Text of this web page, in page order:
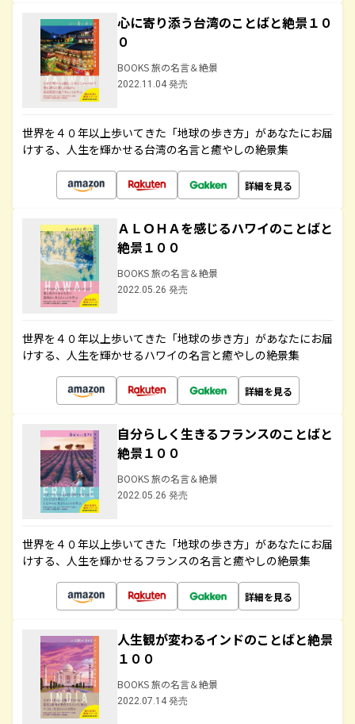
心に寄り添う台湾のことばと絶景１０
０
BOOKS 旅の名言＆絶景
2022.11.04 発売
世界を４０年以上歩いてきた「地球の歩き方」があなたにお届
けする、人生を輝かせる台湾の名言と癒やしの絶景集
詳細を見る
ＡＬＯＨＡを感じるハワイのことばと
絶景１００
BOOKS 旅の名言＆絶景
2022.05.26 発売
世界を４０年以上歩いてきた「地球の歩き方」があなたにお届
けする、人生を輝かせるハワイの名言と癒やしの絶景集
詳細を見る
自分らしく生きるフランスのことばと
絶景１００
BOOKS 旅の名言＆絶景
2022.05.26 発売
世界を４０年以上歩いてきた「地球の歩き方」があなたにお届
けする、人生を輝かせるフランスの名言と癒やしの絶景集
詳細を見る
人生観が変わるインドのことばと絶景
１００
BOOKS 旅の名言＆絶景
2022.07.14 発売